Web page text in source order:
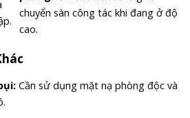
chuyển sàn công tác khi đang ở độ
cao.
Cần sử dụng mặt nạ phòng độc và